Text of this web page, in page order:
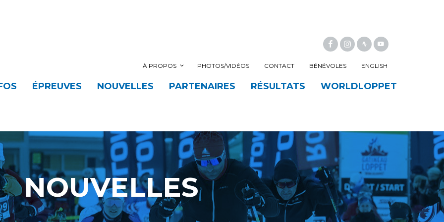
FACEBOOKINSTAGRAM
À PROPOS PHOTOS/VIDÉOS CONTACT BÉNÉVOLES ENGLISH
ÉPREUVES NOUVELLES PARTENAIRES RÉSULTATS WORLDLOPPET
NOUVELLES